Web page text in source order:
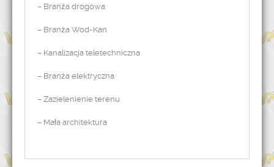
– Branża drogowa
– Branża Wod-Kan
– Kanalizacja teletechniczna
– Branża elektryczna
– Zazielenienie terenu
– Mała architektura